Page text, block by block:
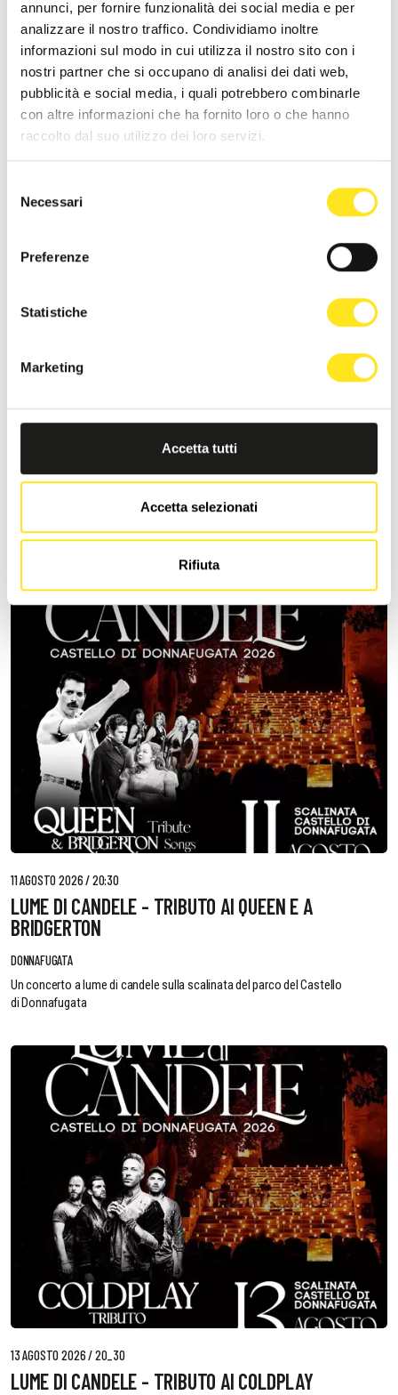
annunci, per fornire funzionalità dei social media e per
analizzare il nostro traffico. Condividiamo inoltre
informazioni sul modo in cui utilizza il nostro sito con i
nostri partner che si occupano di analisi dei dati web,
pubblicità e social media, i quali potrebbero combinarle
con altre informazioni che ha fornito loro o che hanno
raccolto dal suo utilizzo dei loro servizi.
delNecessari
Preferenze
Statistiche
Marketing
Accetta tutti
Accetta selezionati
Rifiuta
DONNAFUGATA
Il cinema torna a vivere sotto le stelle.
FESTA DEGLI ARTISTI IN TOUR 2026 SICILIA
La Festa degli Artisti Gran Finale 2026
9 agosto Piazza duca degli Abruzzi ore 21,00 Presenta Maurizio Di
Mauro
11 AGOSTO 2026 / 20:30
LUME DI CANDELE - TRIBUTO AI QUEEN E A
BRIDGERTON
DONNAFUGATA
Un concerto a lume di candele sulla scalinata del parco del Castello
di Donnafugata
13 AGOSTO 2026 / 20_30
LUME DI CANDELE - TRIBUTO AI COLDPLAY